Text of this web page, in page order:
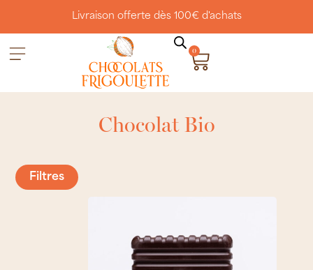
Livraison offerte dès 100€ d'achats
0
Chocolat Bio
Filtres